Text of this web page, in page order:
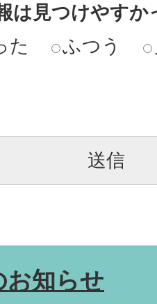
は見つけやすか
た
ふつう
お知らせ